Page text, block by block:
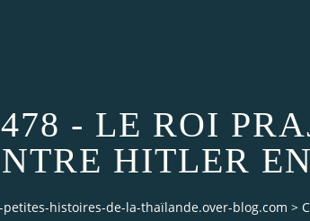
- LE ROI
HITLER
petites-histoires-de-la-thaïlande.over-blog.com >